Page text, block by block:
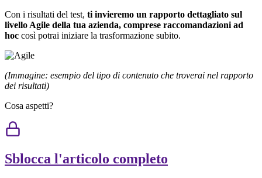
Con i risultati del test, ti invieremo un rapporto dettagliato sul
livello Agile della tua azienda, comprese raccomandazioni ad
hoc così potrai iniziare la trasformazione subito.
(Immagine: esempio del tipo di contenuto che troverai nel rapporto
dei risultati)
Cosa aspetti?
Sblocca l'articolo completo